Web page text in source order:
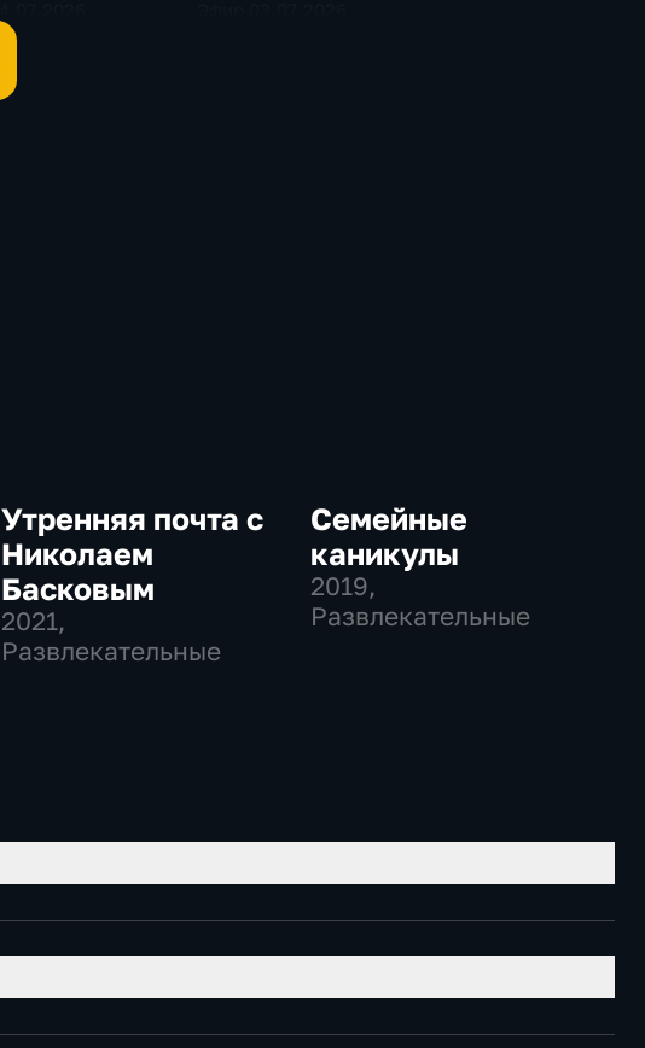
Утренняя почта с
Николаем
Басковым
2021,
Развлекательные
Семейные
каникулы
2019,
Развлекательные